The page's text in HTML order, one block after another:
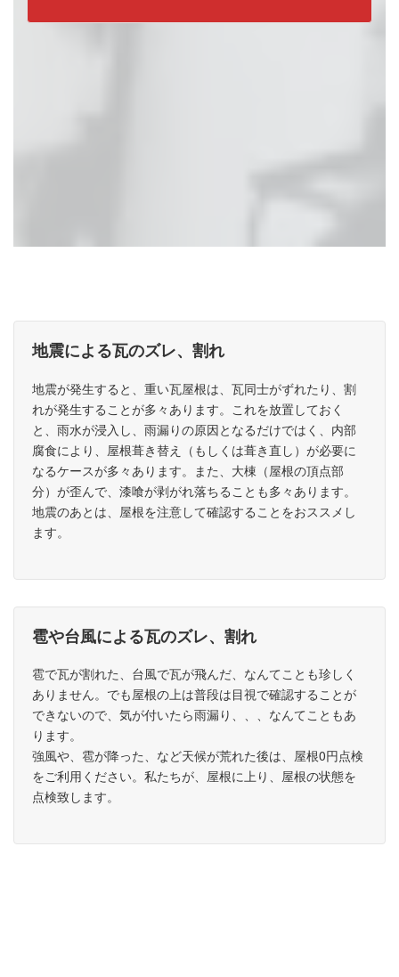
瓦屋根のメンテナンスが必要なケース
地震による瓦のズレ、割れ
地震が発生すると、重い瓦屋根は、瓦同士がずれたり、割
れが発生することが多々あります。これを放置しておく
と、雨水が浸入し、雨漏りの原因となるだけではく、内部
腐食により、屋根葺き替え（もしくは葺き直し）が必要に
なるケースが多々あります。また、大棟（屋根の頂点部
分）が歪んで、漆喰が剥がれ落ちることも多々あります。
地震のあとは、屋根を注意して確認することをおススメし
ます。
雹や台風による瓦のズレ、割れ
雹で瓦が割れた、台風で瓦が飛んだ、なんてことも珍しく
ありません。でも屋根の上は普段は目視で確認することが
できないので、気が付いたら雨漏り、、、なんてこともあ
ります。
強風や、雹が降った、など天候が荒れた後は、屋根0円点検
をご利用ください。私たちが、屋根に上り、屋根の状態を
点検致します。